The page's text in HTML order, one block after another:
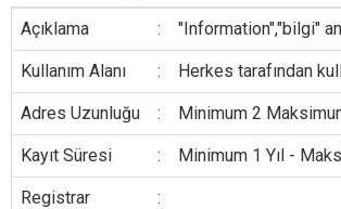
Açıklama : "Information","bilgi"
Kullanım Alanı : Herkes tarafından
Adres Uzunluğu : Minimum 2
Kayıt Süresi : Minimum 1 Yıl -
Registrar :